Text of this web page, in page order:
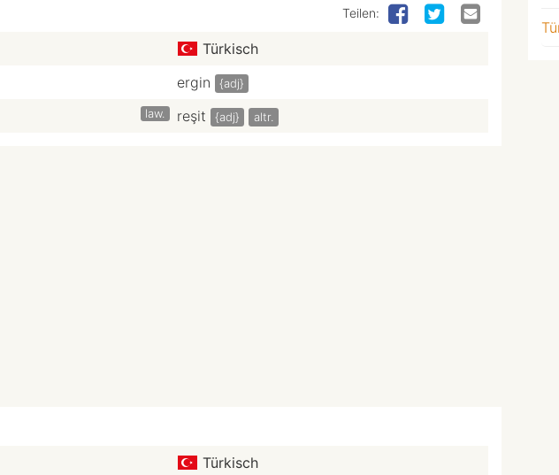
Teilen:
Türkisch
ergin {adj}
law. reşit {adj} altr.
Türkisch